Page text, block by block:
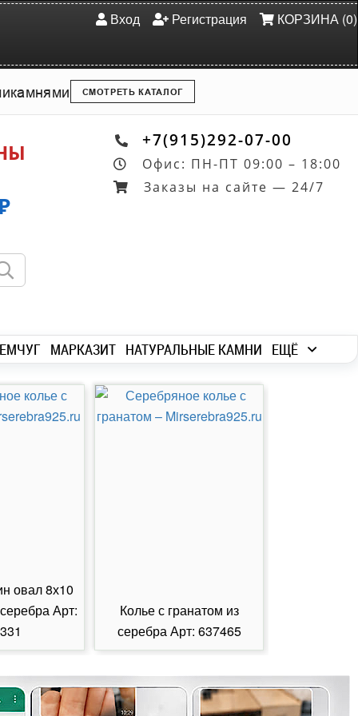
Вход Регистрация КОРЗИНА (0)
камнями СМОТРЕТЬ КАТАЛОГ
+7(915)292-07-00
Офис: ПН-ПТ 09:00 – 18:00
Заказы на сайте — 24/7
МАРКАЗИТ НАТУРАЛЬНЫЕ КАМНИ ЕЩЁ
овал 8х10
Арт:
Колье с гранатом из
серебра Арт: 637465